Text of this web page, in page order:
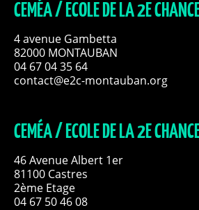
CEMÉA / ECOLE DE LA 2E
4 avenue Gambetta
82000 MONTAUBAN
04 67 04 35 64
contact@e2c-montauban.org
CEMÉA / ECOLE DE LA 2E
46 Avenue Albert 1er
81100 Castres
2ème Etage
04 67 50 46 08